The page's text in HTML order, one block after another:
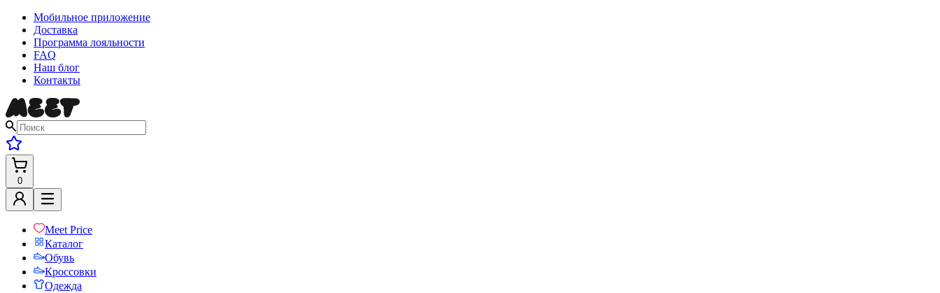
Мобильное приложение
Доставка
Программа лояльности
FAQ
Наш блог
Контакты
0
Meet Price
Каталог
Обувь
Кроссовки
Одежда